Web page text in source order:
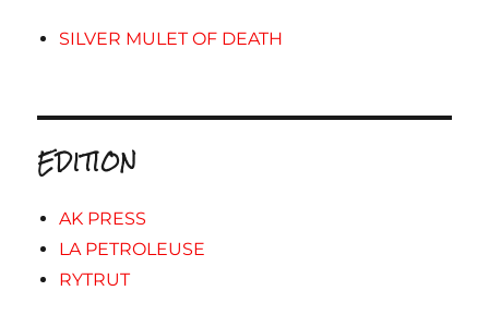
SILVER MULET OF DEATH
EDITION
AK PRESS
LA PETROLEUSE
RYTRUT